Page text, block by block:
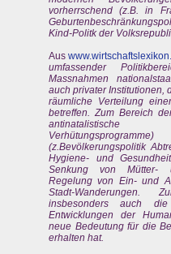
vorherrschend (z.B. in
Kind-Politk der
Aus
umfassender
Massnahmen
auch privater Institutionen,
räumliche Verteilung
betreffen. Zum Bereich
antinatalistische
(z.Bevölkerungspolitik
Hygiene- und
Senkung von Mütter-
Regelung von Ein- und
Stadt-Wanderungen.
insbesonders auch
Entwicklungen der
neue Bedeutung für die
erhalten hat.